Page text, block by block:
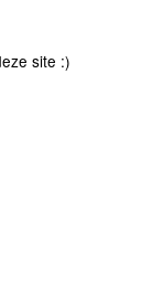
site :)